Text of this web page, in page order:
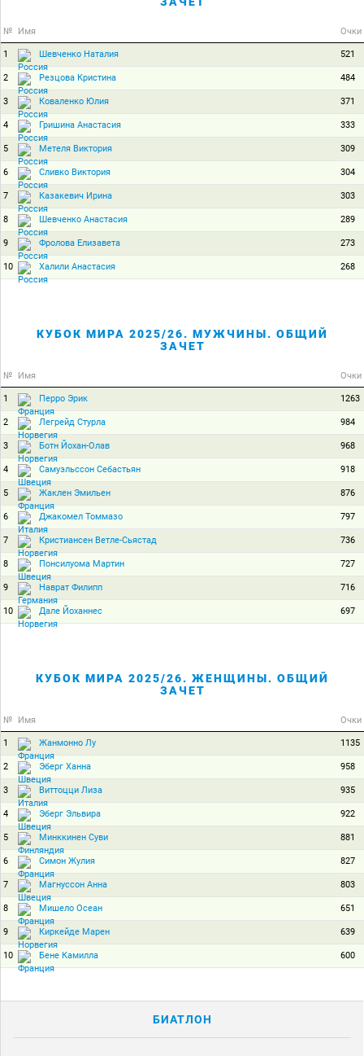
№ Имя Очки
1 Шевченко Наталия 521
2 Резцова Кристина 484
3 Коваленко Юлия 371
4 Гришина Анастасия 333
5 Метеля Виктория 309
6 Сливко Виктория 304
7 Казакевич Ирина 303
8 Шевченко Анастасия 289
9 Фролова Елизавета 273
10 Халили Анастасия 268
КУБОК МИРА 2025/26. МУЖЧИНЫ. ОБЩИЙ
ЗАЧЕТ
№ Имя Очки
1 Перро Эрик 1263
2 Легрейд Стурла 984
3 Ботн Йохан-Олав 968
4 Самуэльссон Себастьян 918
5 Жаклен Эмильен 876
6 Джакомел Томмазо 797
7 Кристиансен Ветле-Сьястад 736
8 Понсилуома Мартин 727
9 Наврат Филипп 716
10 Дале Йоханнес 697
КУБОК МИРА 2025/26. ЖЕНЩИНЫ. ОБЩИЙ
ЗАЧЕТ
№ Имя Очки
1 Жанмонно Лу 1135
2 Эберг Ханна 958
3 Виттоцци Лиза 935
4 Эберг Эльвира 922
5 Минккинен Суви 881
6 Симон Жулия 827
7 Магнуссон Анна 803
8 Мишело Осеан 651
9 Киркейде Марен 639
10 Бене Камилла 600
БИАТЛОН